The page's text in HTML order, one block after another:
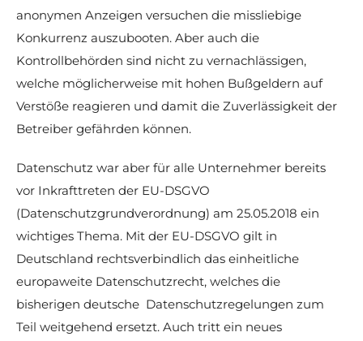
anonymen Anzeigen versuchen die missliebige
Konkurrenz auszubooten. Aber auch die
Kontrollbehörden sind nicht zu vernachlässigen,
welche möglicherweise mit hohen Bußgeldern auf
Verstöße reagieren und damit die Zuverlässigkeit der
Betreiber gefährden können.
Datenschutz war aber für alle Unternehmer bereits
vor Inkrafttreten der EU-DSGVO
(Datenschutzgrundverordnung) am 25.05.2018 ein
wichtiges Thema. Mit der EU-DSGVO gilt in
Deutschland rechtsverbindlich das einheitliche
europaweite Datenschutzrecht, welches die
bisherigen deutsche Datenschutzregelungen zum
Teil weitgehend ersetzt. Auch tritt ein neues